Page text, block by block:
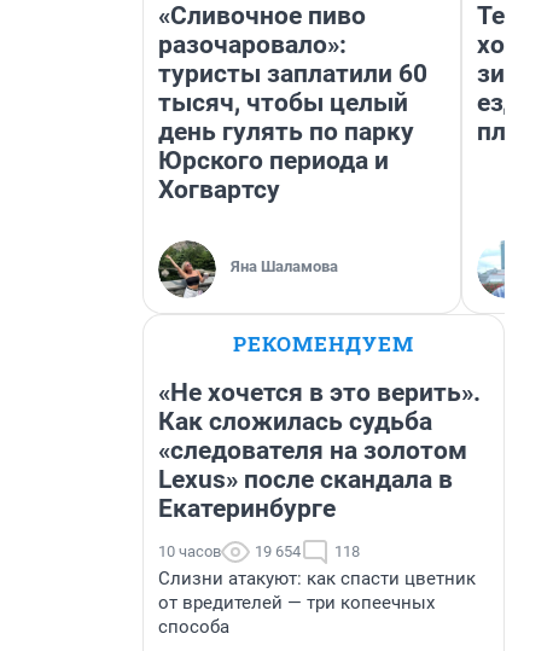
«Сливочное пиво
разочаровало»:
туристы заплатили 60
тысяч, чтобы целый
день гулять по парку
Юрского периода и
Хогвартсу
Яна Шаламова
ездит
РЕКОМЕНДУЕМ
«Не хочется в это верить».
Как сложилась судьба
«следователя на золотом
Lexus» после скандала в
Екатеринбурге
10 часов 19 654 118
Слизни атакуют: как спасти цветник
от вредителей — три копеечных
способа